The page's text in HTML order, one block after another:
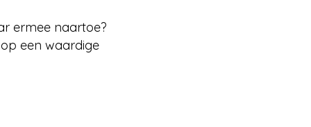
ermee naartoe?
een waardige